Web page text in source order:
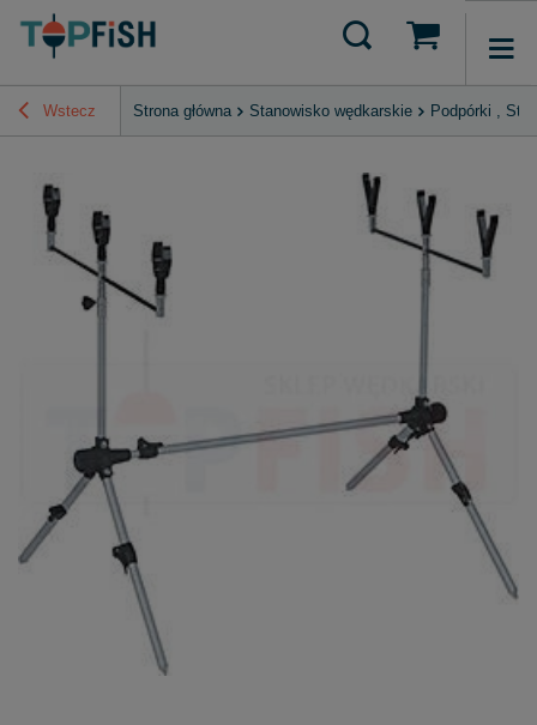
Wstecz Strona główna Stanowisko wędkarskie Podpórki ,